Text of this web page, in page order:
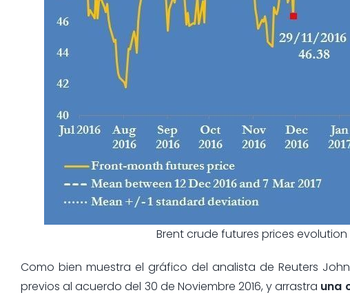
Brent crude futures prices evolution
Como bien muestra el gráfico del analista de Reuters
previos al acuerdo del 30 de Noviembre 2016, y arrastra una